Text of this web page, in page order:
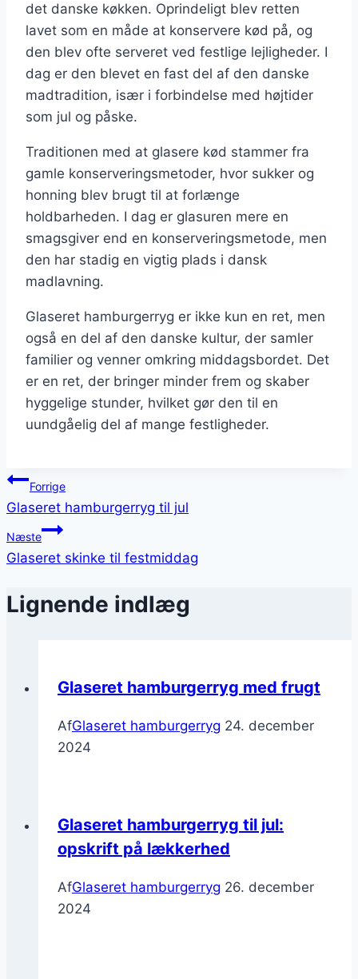
det danske køkken. Oprindeligt blev retten
lavet som en måde at konservere kød på, og
den blev ofte serveret ved festlige lejligheder. I
dag er den blevet en fast del af den danske
madtradition, især i forbindelse med højtider
som jul og påske.
Traditionen med at glasere kød stammer fra
gamle konserveringsmetoder, hvor sukker og
honning blev brugt til at forlænge
holdbarheden. I dag er glasuren mere en
smagsgiver end en konserveringsmetode, men
den har stadig en vigtig plads i dansk
madlavning.
Glaseret hamburgerryg er ikke kun en ret, men
også en del af den danske kultur, der samler
familier og venner omkring middagsbordet. Det
er en ret, der bringer minder frem og skaber
hyggelige stunder, hvilket gør den til en
uundgåelig del af mange festligheder.
Indlægsnavigation
Forrige
Glaseret hamburgerryg til jul
Næste
Glaseret skinke til festmiddag
Lignende indlæg
Glaseret hamburgerryg med frugt
AfGlaseret hamburgerryg 24. december
2024
Glaseret hamburgerryg til jul:
opskrift på lækkerhed
AfGlaseret hamburgerryg 26. december
2024